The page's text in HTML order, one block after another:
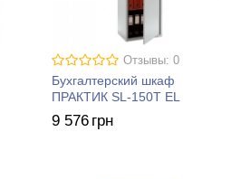
Отзывы: 0
Бухгалтерский шкаф
ПРАКТИК SL-150T EL
9 576 грн